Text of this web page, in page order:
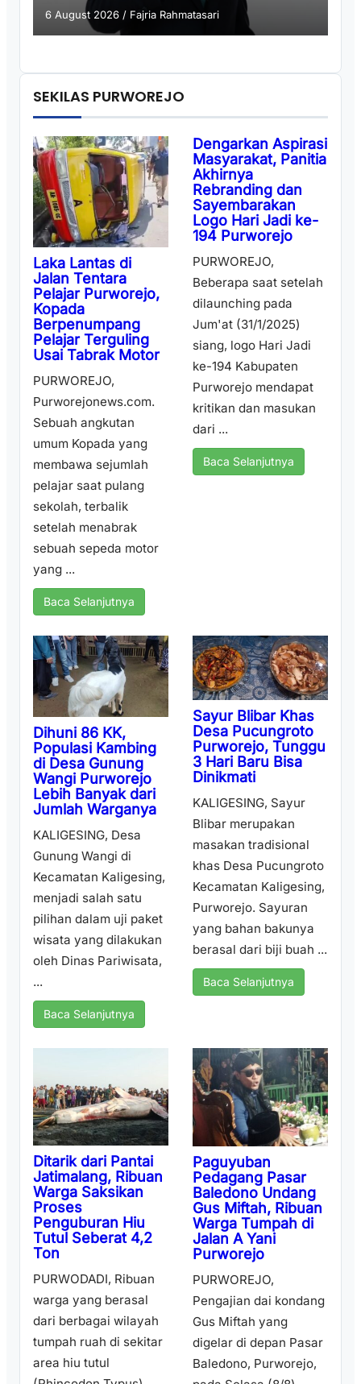
6 August 2026 / Fajria Rahmatasari
SEKILAS PURWOREJO
Laka Lantas di
Jalan Tentara
Pelajar Purworejo,
Kopada
Berpenumpang
Pelajar Terguling
Usai Tabrak Motor
PURWOREJO,
Purworejonews.com.
Sebuah angkutan
umum Kopada yang
membawa sejumlah
pelajar saat pulang
sekolah, terbalik
setelah menabrak
sebuah sepeda motor
yang ...
Baca Selanjutnya
Dengarkan Aspirasi
Masyarakat, Panitia
Akhirnya
Rebranding dan
Sayembarakan
Logo Hari Jadi ke-
194 Purworejo
PURWOREJO,
Beberapa saat setelah
dilaunching pada
Jum'at (31/1/2025)
siang, logo Hari Jadi
ke-194 Kabupaten
Purworejo mendapat
kritikan dan masukan
dari ...
Baca Selanjutnya
Dihuni 86 KK,
Populasi Kambing
di Desa Gunung
Wangi Purworejo
Lebih Banyak dari
Jumlah Warganya
KALIGESING, Desa
Gunung Wangi di
Kecamatan Kaligesing,
menjadi salah satu
pilihan dalam uji paket
wisata yang dilakukan
oleh Dinas Pariwisata,
...
Baca Selanjutnya
Sayur Blibar Khas
Desa Pucungroto
Purworejo, Tunggu
3 Hari Baru Bisa
Dinikmati
KALIGESING, Sayur
Blibar merupakan
masakan tradisional
khas Desa Pucungroto
Kecamatan Kaligesing,
Purworejo. Sayuran
yang bahan bakunya
berasal dari biji buah ...
Baca Selanjutnya
Ditarik dari Pantai
Jatimalang, Ribuan
Warga Saksikan
Proses
Penguburan Hiu
Tutul Seberat 4,2
Ton
PURWODADI, Ribuan
warga yang berasal
dari berbagai wilayah
tumpah ruah di sekitar
area hiu tutul
Paguyuban
Pedagang Pasar
Baledono Undang
Gus Miftah, Ribuan
Warga Tumpah di
Jalan A Yani
Purworejo
PURWOREJO,
Pengajian dai kondang
Gus Miftah yang
digelar di depan Pasar
Baledono, Purworejo,